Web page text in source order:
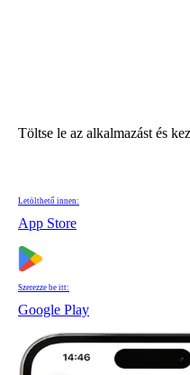
Töltse le az alkalmazást és
Letölthető innen:
App Store
Szerezze be itt:
Google Play